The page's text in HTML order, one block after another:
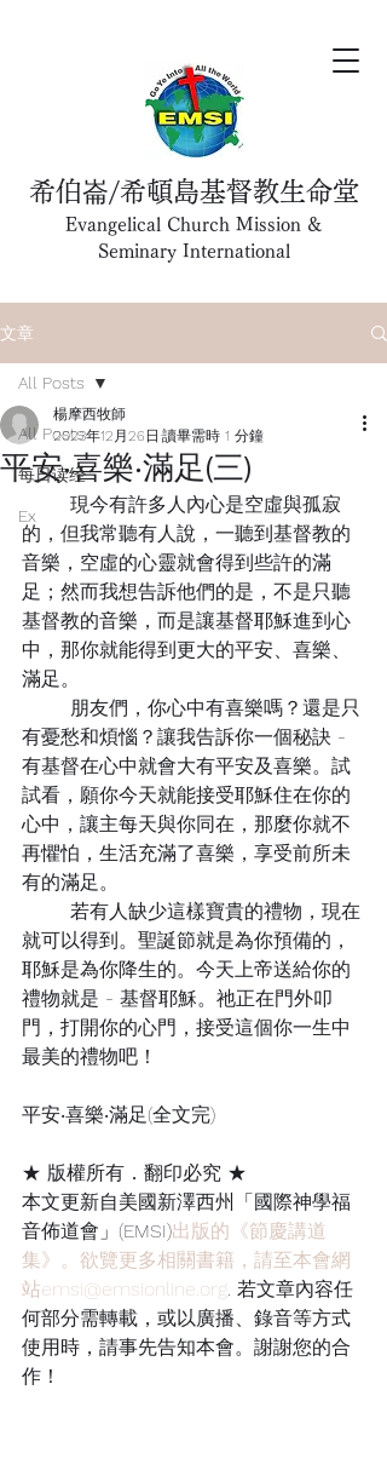
希伯崙/希頓島基督教生命堂
Evangelical Church Mission &
Seminary International
文章
All Posts
每日读经
Ex
All Posts
平安‧喜樂‧滿足(三)
楊摩西牧師
2023年12月26日 讀畢需時 1 分鐘
的，但我常聽有人說，一聽到基督教的
音樂，空虛的心靈就會得到些許的滿
足；然而我想告訴他們的是，不是只聽
基督教的音樂，而是讓基督耶穌進到心
中，那你就能得到更大的平安、喜樂、
滿足。
有憂愁和煩惱？讓我告訴你一個秘訣 -
有基督在心中就會大有平安及喜樂。試
試看，願你今天就能接受耶穌住在你的
心中，讓主每天與你同在，那麼你就不
再懼怕，生活充滿了喜樂，享受前所未
有的滿足。
就可以得到。聖誕節就是為你預備的，
耶穌是為你降生的。今天上帝送給你的
禮物就是 - 基督耶穌。祂正在門外叩
門，打開你的心門，接受這個你一生中
最美的禮物吧！
平安‧喜樂‧滿足(全文完)
★ 版權所有．翻印必究 ★
本文更新自美國新澤西州「國際神學福
音佈道會」(EMSI)出版的《節慶講道
集》。欲覽更多相關書籍，請至本會網
站emsi@emsionline.org. 若文章內容任
何部分需轉載，或以廣播、錄音等方式
使用時，請事先告知本會。謝謝您的合
作！